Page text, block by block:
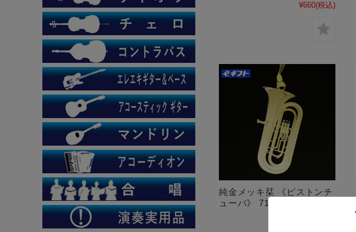
¥660(税込)
純金メッキ栞 《ピストンチ
ューバ》 712919